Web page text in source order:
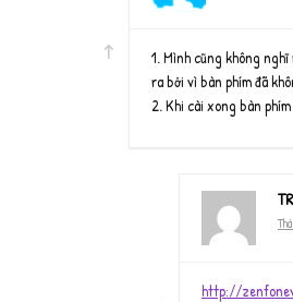
1. Mình cũng không
ra bởi vì bàn phím đã
2. Khi cài xong bàn
http://